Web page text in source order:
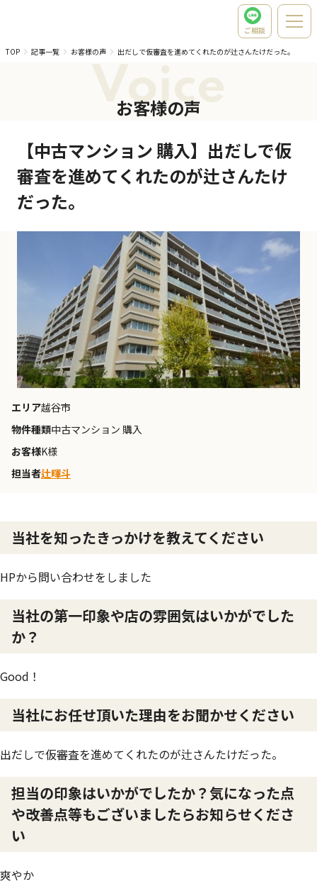
ご相談
TOP
記事一覧 お客様の声 出だしで仮審査を進めてくれたのが辻さんたけだった。
Voice
お客様の声
【中古マンション 購入】出だしで仮
審査を進めてくれたのが辻さんたけ
だった。
エリア越谷市
物件種類中古マンション 購入
お客様K様
担当者辻暉斗
当社を知ったきっかけを教えてください
HPから問い合わせをしました
当社の第一印象や店の雰囲気はいかがでした
か？
Good！
当社にお任せ頂いた理由をお聞かせください
出だしで仮審査を進めてくれたのが辻さんたけだった。
担当の印象はいかがでしたか？気になった点
や改善点等もございましたらお知らせくださ
い
爽やか